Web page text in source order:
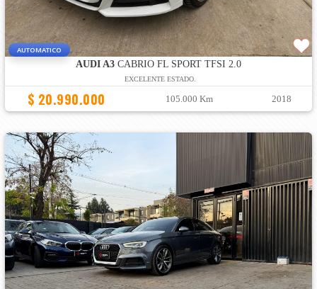
AUTOMATICO
AUDI A3CABRIO FL SPORT TFSI 2.0
EXCELENTE ESTADO.
$ 20.990.000 105.000 Km 2018